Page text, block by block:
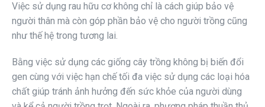
Việc sử dụng rau hữu cơ không chỉ là cách giúp bảo vệ
người thân mà còn góp phần bảo vệ cho người trồng cũng
như thế hệ trong tương lai.
Bằng việc sử dụng các giống cây trồng không bị biến đổi
gen cùng với việc hạn chế tối đa việc sử dụng các loại hóa
chất giúp tránh ảnh hưởng đến sức khỏe của người dùng